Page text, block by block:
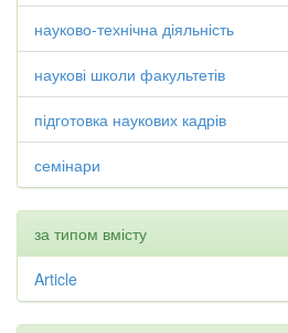
науково-технічна діяльність
наукові школи факультетів
підготовка наукових кадрів
семінари
за типом вмісту
Article